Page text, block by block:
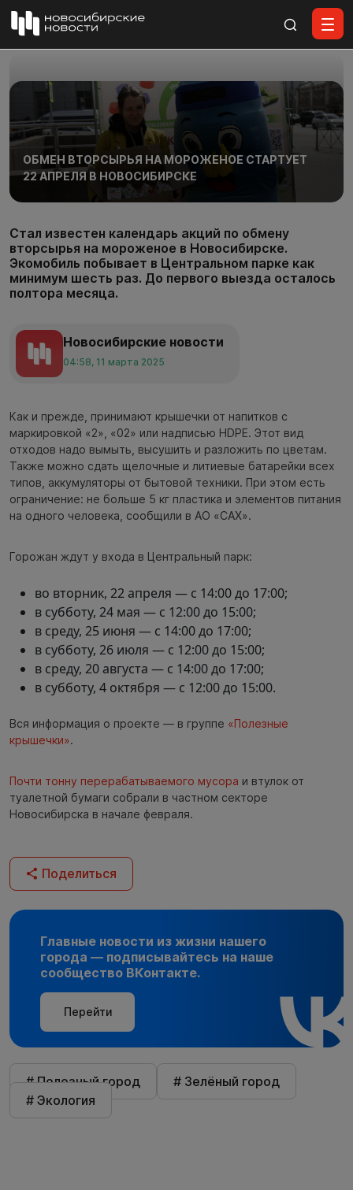
ОБМЕН ВТОРСЫРЬЯ НА МОРОЖЕНОЕ СТАРТУЕТ
22 АПРЕЛЯ В НОВОСИБИРСКЕ
Стал известен календарь акций по обмену
вторсырья на мороженое в Новосибирске.
Экомобиль побывает в Центральном парке как
минимум шесть раз. До первого выезда осталось
полтора месяца.
Новосибирские новости
04:58, 11 марта 2025
Как и прежде, принимают крышечки от напитков с
маркировкой «2», «02» или надписью HDPE. Этот вид
отходов надо вымыть, высушить и разложить по цветам.
Также можно сдать щелочные и литиевые батарейки всех
типов, аккумуляторы от бытовой техники. При этом есть
ограничение: не больше 5 кг пластика и элементов питания
на одного человека, сообщили в АО «САХ».
Горожан ждут у входа в Центральный парк:
во вторник, 22 апреля — с 14:00 до 17:00;
в субботу, 24 мая — с 12:00 до 15:00;
в среду, 25 июня — с 14:00 до 17:00;
в субботу, 26 июля — с 12:00 до 15:00;
в среду, 20 августа — с 14:00 до 17:00;
в субботу, 4 октября — с 12:00 до 15:00.
Вся информация о проекте — в группе «Полезные
крышечки».
Почти тонну перерабатываемого мусора и втулок от
туалетной бумаги собрали в частном секторе
Новосибирска в начале февраля.
Поделиться
Главные новости из жизни нашего
города — подписывайтесь на наше
сообщество ВКонтакте.
Перейти
# Полезный город
# Зелёный город
# Экология